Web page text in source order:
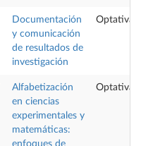
Documentación
y comunicación
de resultados de
investigación
Optativa
Alfabetización
en ciencias
experimentales y
matemáticas:
enfoques de
Optativa